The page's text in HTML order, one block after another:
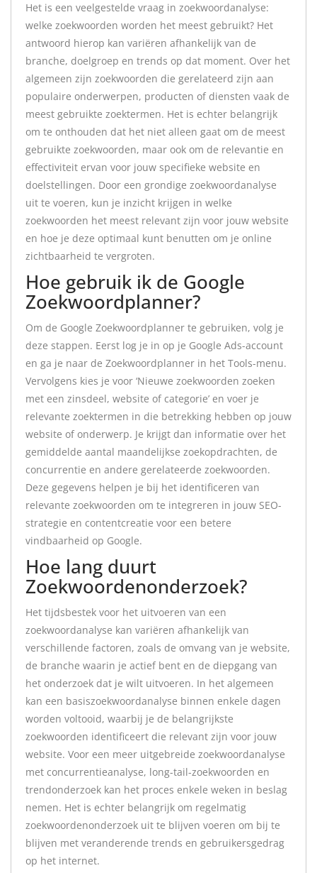
Het is een veelgestelde vraag in zoekwoordanalyse:
welke zoekwoorden worden het meest gebruikt? Het
antwoord hierop kan variëren afhankelijk van de
branche, doelgroep en trends op dat moment. Over het
algemeen zijn zoekwoorden die gerelateerd zijn aan
populaire onderwerpen, producten of diensten vaak de
meest gebruikte zoektermen. Het is echter belangrijk
om te onthouden dat het niet alleen gaat om de meest
gebruikte zoekwoorden, maar ook om de relevantie en
effectiviteit ervan voor jouw specifieke website en
doelstellingen. Door een grondige zoekwoordanalyse
uit te voeren, kun je inzicht krijgen in welke
zoekwoorden het meest relevant zijn voor jouw website
en hoe je deze optimaal kunt benutten om je online
zichtbaarheid te vergroten.
Hoe gebruik ik de Google
Zoekwoordplanner?
Om de Google Zoekwoordplanner te gebruiken, volg je
deze stappen. Eerst log je in op je Google Ads-account
en ga je naar de Zoekwoordplanner in het Tools-menu.
Vervolgens kies je voor ‘Nieuwe zoekwoorden zoeken
met een zinsdeel, website of categorie’ en voer je
relevante zoektermen in die betrekking hebben op jouw
website of onderwerp. Je krijgt dan informatie over het
gemiddelde aantal maandelijkse zoekopdrachten, de
concurrentie en andere gerelateerde zoekwoorden.
Deze gegevens helpen je bij het identificeren van
relevante zoekwoorden om te integreren in jouw SEO-
strategie en contentcreatie voor een betere
vindbaarheid op Google.
Hoe lang duurt
Zoekwoordenonderzoek?
Het tijdsbestek voor het uitvoeren van een
zoekwoordanalyse kan variëren afhankelijk van
verschillende factoren, zoals de omvang van je website,
de branche waarin je actief bent en de diepgang van
het onderzoek dat je wilt uitvoeren. In het algemeen
kan een basiszoekwoordanalyse binnen enkele dagen
worden voltooid, waarbij je de belangrijkste
zoekwoorden identificeert die relevant zijn voor jouw
website. Voor een meer uitgebreide zoekwoordanalyse
met concurrentieanalyse, long-tail-zoekwoorden en
trendonderzoek kan het proces enkele weken in beslag
nemen. Het is echter belangrijk om regelmatig
zoekwoordenonderzoek uit te blijven voeren om bij te
blijven met veranderende trends en gebruikersgedrag
op het internet.